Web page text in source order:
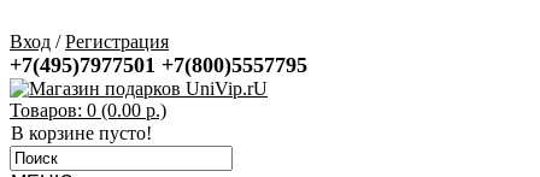
Вход /Регистрация
+7(495)7977501 +7(800)5557795
Товаров: 0 (0.00 р.)
В корзине пусто!